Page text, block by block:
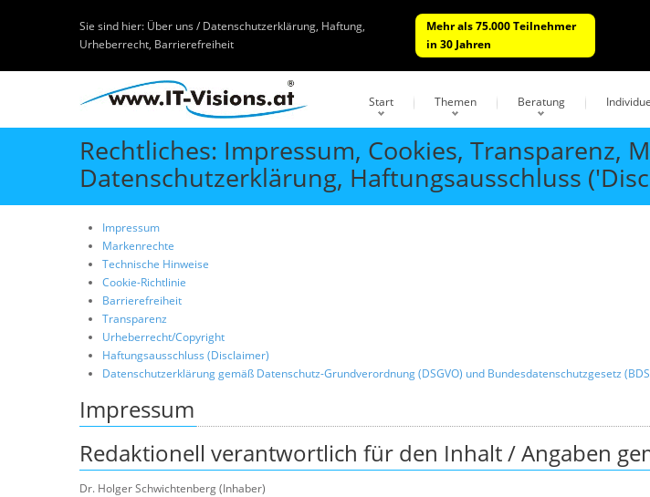
Sie sind hier: Über uns / Datenschutzerklärung, Haftung,
Urheberrecht, Barrierefreiheit
Mehr als 75.000 Teilnehmer
in 30 Jahren
Start Themen Beratung
Rechtliches: Impressum, Cookies, Transparenz,
Datenschutzerklärung, Haftungsausschluss
Impressum
Markenrechte
Technische Hinweise
Cookie-Richtlinie
Barrierefreiheit
Transparenz
Urheberrecht/Copyright
Haftungsausschluss (Disclaimer)
Datenschutzerklärung gemäß Datenschutz-Grundverordnung (DSGVO) und Bundesdatenschutzgesetz
Impressum
Redaktionell verantwortlich für den Inhalt / Angaben
Dr. Holger Schwichtenberg (Inhaber)